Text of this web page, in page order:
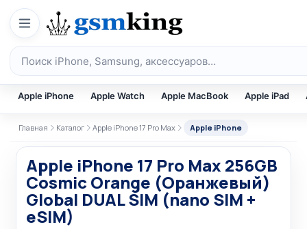
Перейти к содержимому
Поиск по каталогу
Apple iPhone Apple Watch Apple MacBook Apple iPad
Главная Каталог Apple iPhone 17 Pro Max Apple iPhone
Apple iPhone 17 Pro Max 256GB
Cosmic Orange (Оранжевый)
Global DUAL SIM (nano SIM +
eSIM)